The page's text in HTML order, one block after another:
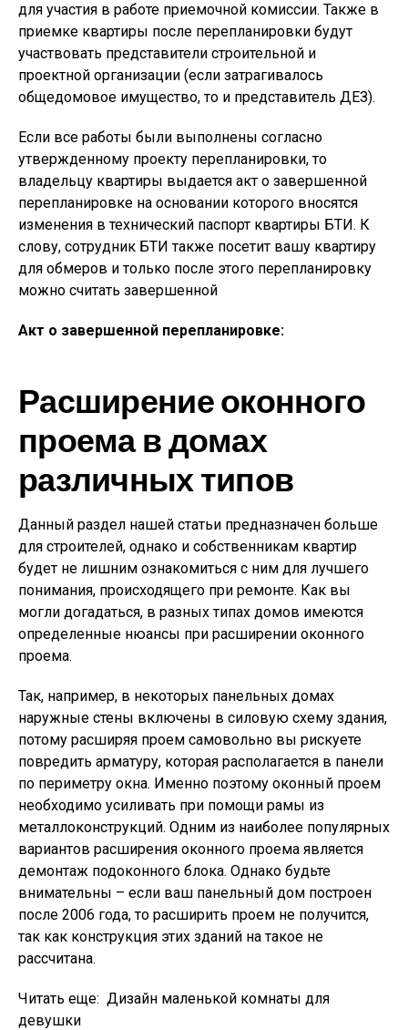
для участия в работе приемочной комиссии. Также в
приемке квартиры после перепланировки будут
участвовать представители строительной и
проектной организации (если затрагивалось
общедомовое имущество, то и представитель ДЕЗ).
Если все работы были выполнены согласно
утвержденному проекту перепланировки, то
владельцу квартиры выдается акт о завершенной
перепланировке на основании которого вносятся
изменения в технический паспорт квартиры БТИ. К
слову, сотрудник БТИ также посетит вашу квартиру
для обмеров и только после этого перепланировку
можно считать завершенной
Акт о завершенной перепланировке:
Расширение оконного
проема в домах
различных типов
Данный раздел нашей статьи предназначен больше
для строителей, однако и собственникам квартир
будет не лишним ознакомиться с ним для лучшего
понимания, происходящего при ремонте. Как вы
могли догадаться, в разных типах домов имеются
определенные нюансы при расширении оконного
проема.
Так, например, в некоторых панельных домах
наружные стены включены в силовую схему здания,
потому расширяя проем самовольно вы рискуете
повредить арматуру, которая располагается в панели
по периметру окна. Именно поэтому оконный проем
необходимо усиливать при помощи рамы из
металлоконструкций. Одним из наиболее популярных
вариантов расширения оконного проема является
демонтаж подоконного блока. Однако будьте
внимательны – если ваш панельный дом построен
после 2006 года, то расширить проем не получится,
так как конструкция этих зданий на такое не
рассчитана.
Читать еще: Дизайн маленькой комнаты для
девушки